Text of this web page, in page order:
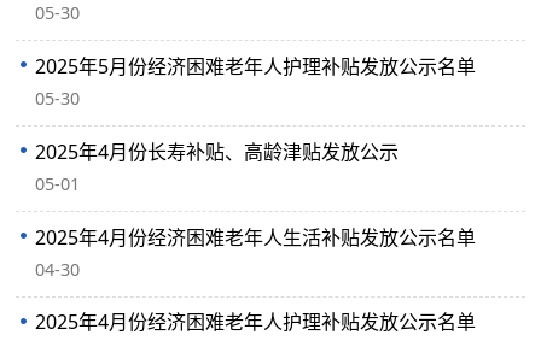
05-30
2025年5月份经济困难老年人护理补贴发放公示名单
05-30
2025年4月份长寿补贴、高龄津贴发放公示
05-01
2025年4月份经济困难老年人生活补贴发放公示名单
04-30
2025年4月份经济困难老年人护理补贴发放公示名单